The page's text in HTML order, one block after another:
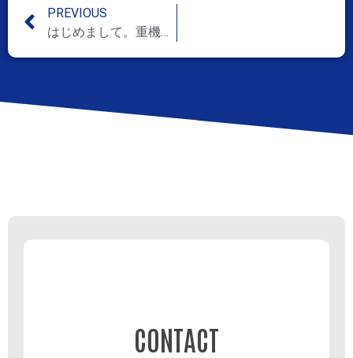
PREVIOUS
はじめまして。重機運搬・土砂運搬・土木工事の中央興産です。
CONTACT